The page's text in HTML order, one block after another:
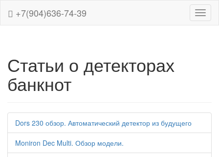
+7(904)636-74-39
Статьи о детекторах
банкнот
Dors 230 обзор. Автоматический детектор из будущего
Moniron Dec Multi. Обзор модели.